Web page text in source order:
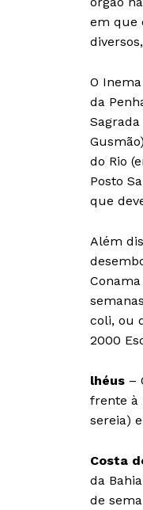
em que
O
da
do Rio
Posto
que
Além
coli, ou
2000
lhéus –
frente à
sereia)
Costa
da
de